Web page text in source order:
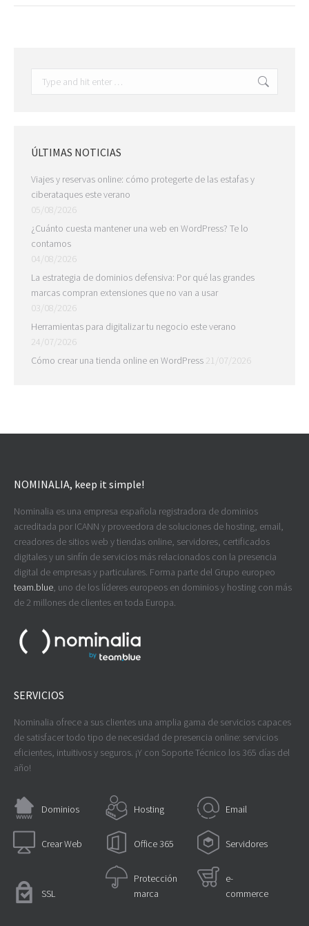
ÚLTIMAS NOTICIAS
Viajes y reservas online: cómo protegerte de las estafas y
ciberataques este verano
05/08/2026
¿Cuánto cuesta mantener una web en WordPress? Te lo
contamos
04/08/2026
La estrategia de dominios defensiva: Por qué las grandes
marcas compran extensiones que no van a usar
03/08/2026
Herramientas para digitalizar tu negocio este verano
24/07/2026
Cómo crear una tienda online en WordPress 21/07/2026
NOMINALIA, keep it simple!
Nominalia es una empresa española registradora de dominios
acreditada por ICANN y proveedora de soluciones de hosting, email,
creadores de sitios web y tiendas online, servidores, certificados
digitales y un sinfín de servicios más relacionados con la presencia
digital de empresas y particulares. Forma parte del Grupo europeo
team.blue, uno de los líderes europeos en dominios y hosting con más
de 2 millones de clientes en toda Europa.
SERVICIOS
Nominalia ofrece a sus clientes una amplia gama de servicios capaces
de satisfacer todo tipo de necesidad de presencia online: servicios
eficientes, intuitivos y seguros. ¡Y con Soporte Técnico los 365 días del
año!
Dominios Hosting Email
Crear Web Office 365 Servidores
SSL
Protección
marca
e-
commerce